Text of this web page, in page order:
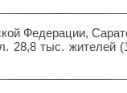
Федерации,
28,8 тыс. жителей